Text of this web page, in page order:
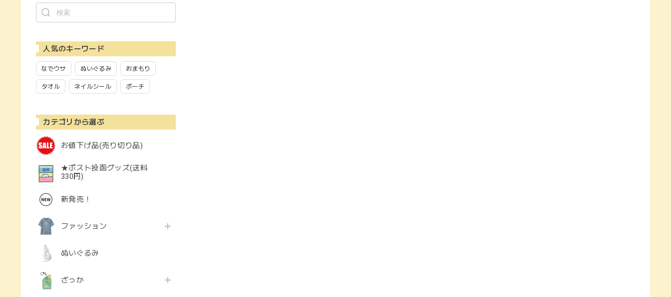
人気のキーワード
なでウサ ぬいぐるみ おまもり
タオル ネイルシール ポーチ
カテゴリから選ぶ
お値下げ品(売り切り品)
★ポスト投函グッズ(送料
330円)
新発売！
ファッション
ぬいぐるみ
ざっか